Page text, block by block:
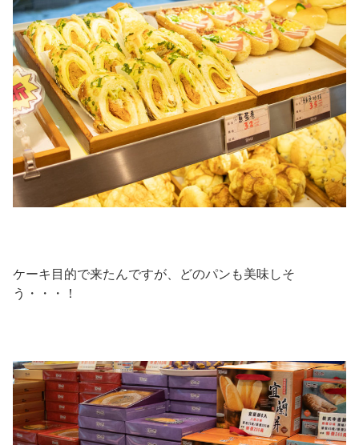
ケーキ目的で来たんですが、どのパンも美味しそ
う・・・！